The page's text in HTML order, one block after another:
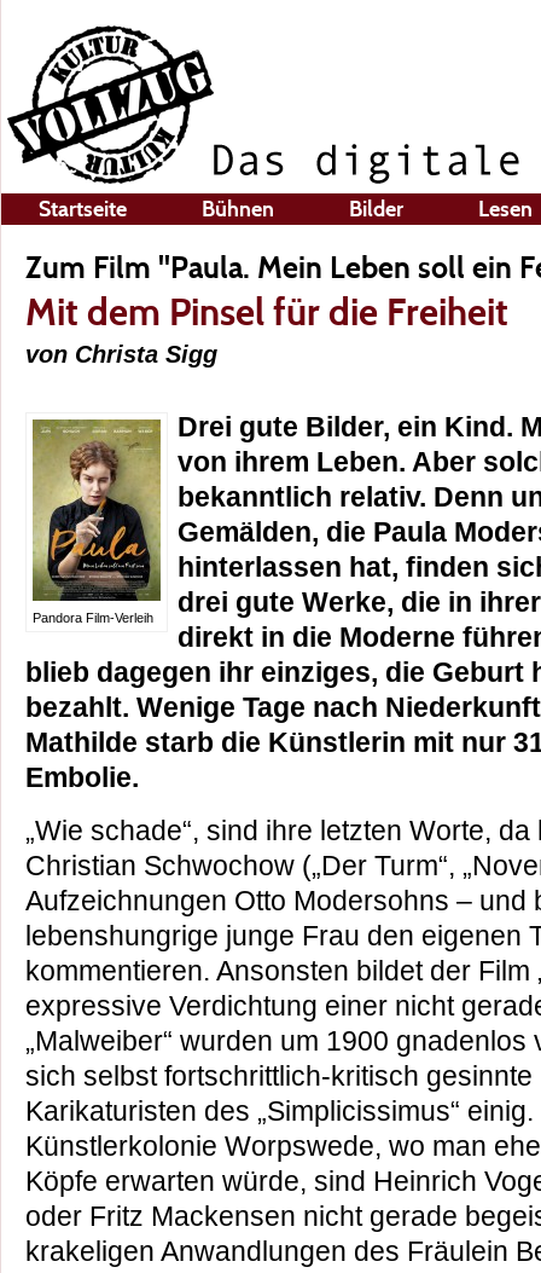
Startseite Bühnen Bilder Lesen
Zum Film "Paula. Mein Leben soll ein
Mit dem Pinsel für die Freiheit
von Christa Sigg
Pandora Film-Verleih
Drei gute Bilder, ein Kind.
von ihrem Leben. Aber
bekanntlich relativ. Denn
Gemälden, die Paula
hinterlassen hat, finden
drei gute Werke, die in
direkt in die Moderne
blieb dagegen ihr einziges, die Geburt
bezahlt. Wenige Tage nach
Mathilde starb die Künstlerin mit nur
Embolie.
„Wie schade“, sind ihre letzten Worte,
Christian Schwochow („Der Turm“,
Aufzeichnungen Otto Modersohns – und
lebenshungrige junge Frau den eigenen
kommentieren. Ansonsten bildet der Film
expressive Verdichtung einer nicht
„Malweiber“ wurden um 1900
sich selbst fortschrittlich-kritisch
Karikaturisten des „Simplicissimus“
Künstlerkolonie Worpswede, wo man
Köpfe erwarten würde, sind Heinrich
oder Fritz Mackensen nicht gerade
krakeligen Anwandlungen des Fräulein